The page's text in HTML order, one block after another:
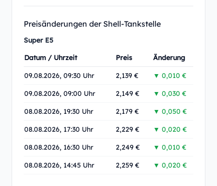
Preisänderungen der Shell-Tankstelle
Super E5
Datum / Uhrzeit
Preis Änderung
09.08.2026, 09:30 Uhr 2,139 € ▼ 0,010 €
09.08.2026, 09:00 Uhr 2,149 € ▼ 0,030 €
08.08.2026, 19:30 Uhr 2,179 € ▼ 0,050 €
08.08.2026, 17:30 Uhr 2,229 € ▼ 0,020 €
08.08.2026, 16:30 Uhr 2,249 € ▼ 0,010 €
08.08.2026, 14:45 Uhr 2,259 € ▼ 0,020 €